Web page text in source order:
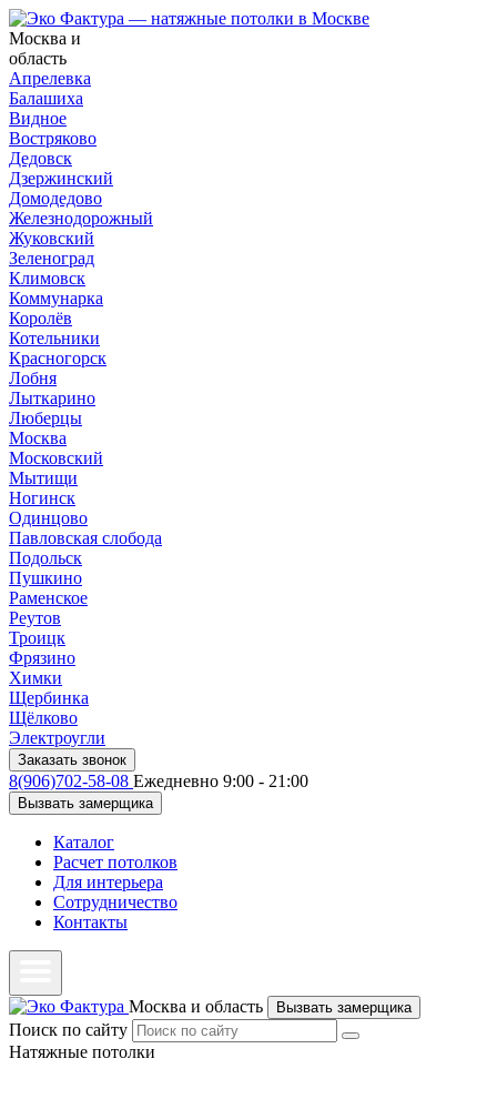
Москва и
область
Апрелевка
Балашиха
Видное
Востряково
Дедовск
Дзержинский
Домодедово
Железнодорожный
Жуковский
Зеленоград
Климовск
Коммунарка
Королёв
Котельники
Красногорск
Лобня
Лыткарино
Люберцы
Москва
Московский
Мытищи
Ногинск
Одинцово
Павловская слобода
Подольск
Пушкино
Раменское
Реутов
Троицк
Фрязино
Химки
Щербинка
Щёлково
Электроугли
Заказать звонок
8(906)702-58-08 Ежедневно 9:00 - 21:00
Вызвать замерщика
Каталог
Расчет потолков
Для интерьера
Сотрудничество
Контакты
Москва и область Вызвать замерщика
Поиск по сайту
Натяжные потолки